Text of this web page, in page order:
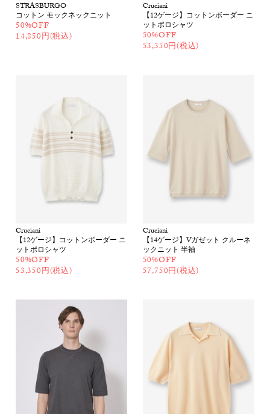
STRASBURGO
コットン モックネックニット
50%OFF
14,850円(税込)
Cruciani
【12ゲージ】コットンボーダー ニ
ットポロシャツ
50%OFF
53,350円(税込)
Cruciani
【12ゲージ】コットンボーダー ニ
ットポロシャツ
50%OFF
53,350円(税込)
Cruciani
【14ゲージ】Vガゼット クルーネ
ックニット 半袖
50%OFF
57,750円(税込)